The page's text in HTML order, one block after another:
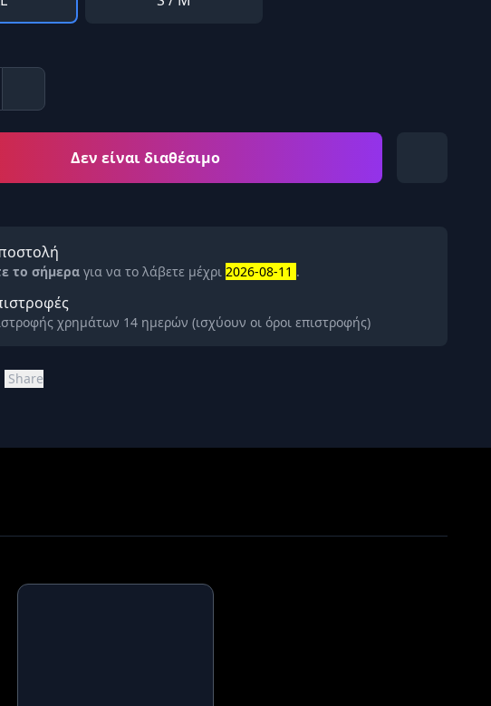
Δεν είναι διαθέσιμο
το σήμερα για να το λάβετε μέχρι 2026-08-11 .
χρημάτων 14 ημερών (ισχύουν οι όροι επιστροφής)
Share